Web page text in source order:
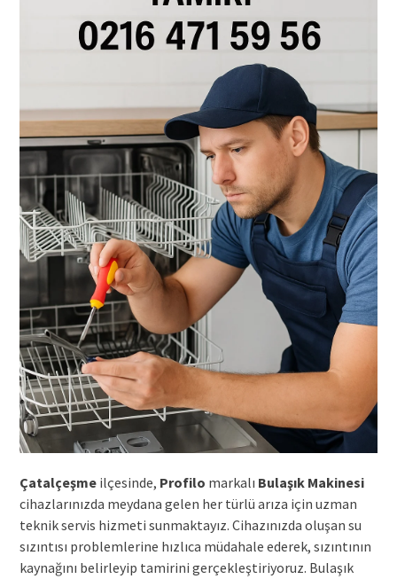
Çatalçeşmeilçesinde, Profilo markalı Bulaşık Makinesi
cihazlarınızda meydana gelen her türlü arıza için uzman
teknik servis hizmeti sunmaktayız. Cihazınızda oluşan su
sızıntısı problemlerine hızlıca müdahale ederek, sızıntının
kaynağını belirleyip tamirini gerçekleştiriyoruz. Bulaşık